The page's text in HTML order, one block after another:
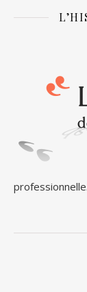
professionnelle.